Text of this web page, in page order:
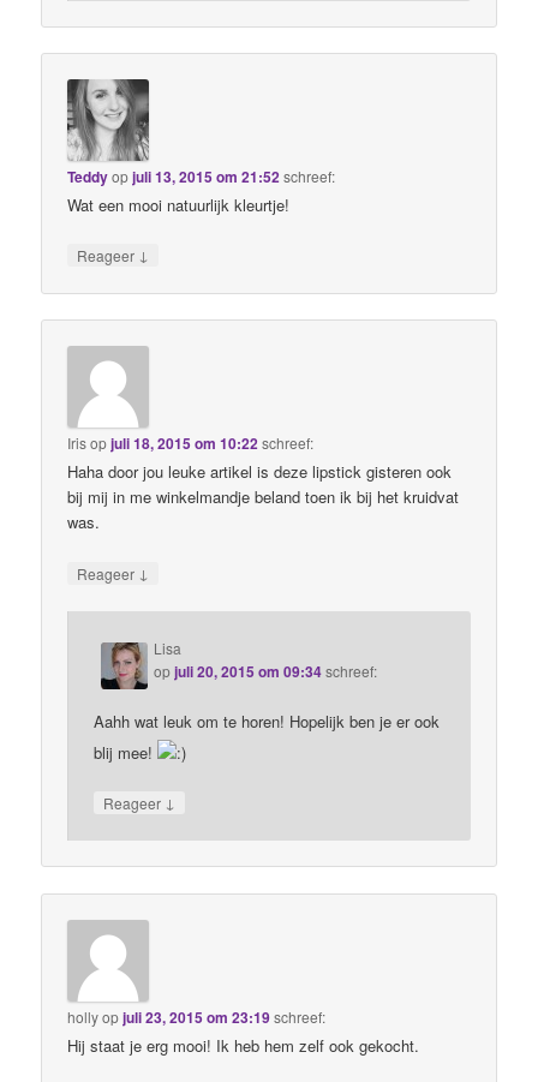
Teddyopjuli 13, 2015 om 21:52schreef:
Wat een mooi natuurlijk kleurtje!
Reageer ↓
Irisopjuli 18, 2015 om 10:22schreef:
Haha door jou leuke artikel is deze lipstick gisteren ook
bij mij in me winkelmandje beland toen ik bij het kruidvat
was.
Reageer ↓
Lisa
opjuli 20, 2015 om 09:34schreef:
Aahh wat leuk om te horen! Hopelijk ben je er ook
blij mee!
Reageer ↓
hollyopjuli 23, 2015 om 23:19schreef:
Hij staat je erg mooi! Ik heb hem zelf ook gekocht.